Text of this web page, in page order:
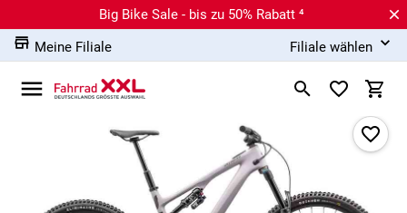
Big Bike Sale - bis zu 50% Rabatt ⁴
Meine Filiale
Filiale wählen